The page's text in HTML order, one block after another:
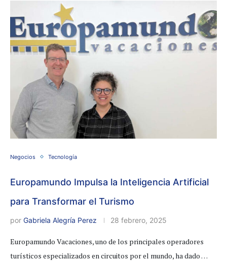
Negocios Tecnología
Europamundo Impulsa la Inteligencia Artificial
para Transformar el Turismo
por Gabriela Alegría Perez 28 febrero, 2025
Europamundo Vacaciones, uno de los principales operadores
turísticos especializados en circuitos por el mundo, ha dado …